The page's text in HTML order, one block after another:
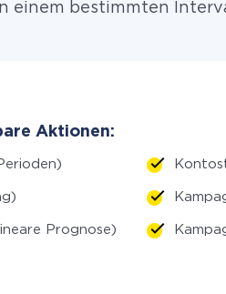
einem bestimmten
Aktionen:
Prognose)